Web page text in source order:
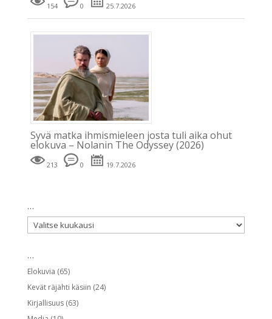
154 0 25.7.2026
Syvä matka ihmismieleen josta tuli aika ohut
elokuva – Nolanin The Odyssey (2026)
213 0 19.7.2026
…
…
Elokuvia (65)
Kevät räjähti käsiin (24)
Kirjallisuus(63)